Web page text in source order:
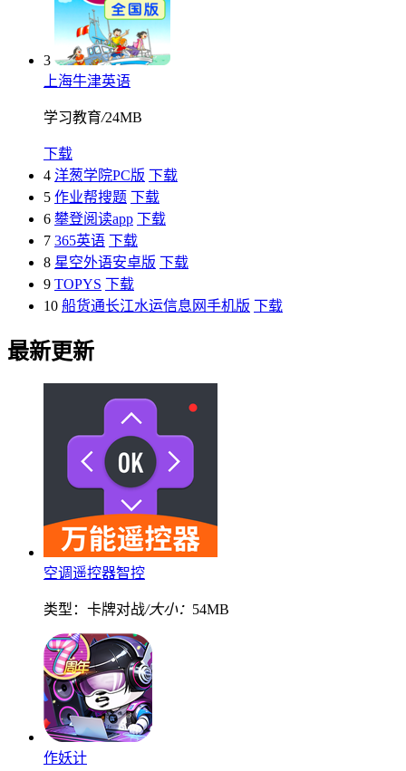
3
上海牛津英语
学习教育/24MB
下载
4 洋葱学院PC版 下载
5 作业帮搜题 下载
6 攀登阅读app 下载
7 365英语 下载
8 星空外语安卓版 下载
9 TOPYS 下载
10 船货通长江水运信息网手机版 下载
最新更新
空调遥控器智控
类型：卡牌对战/大小： 54MB
作妖计